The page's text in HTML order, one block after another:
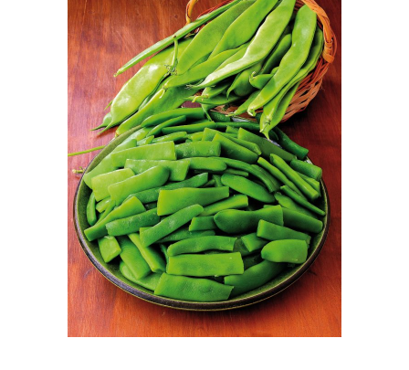
Llevamos más de 35 años acercándote una
gran variedad de productos frescos y
congelados.
981 82 04 25
Poligono de Augalevada Parcelas 5-
6,15212 Augalevada, A Coruña
¿Te llamamos?